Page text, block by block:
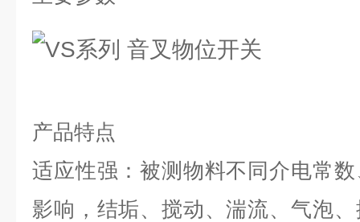
产品特点
适应性强：被测物料不同介电常
影响，结垢、搅动、湍流、气泡